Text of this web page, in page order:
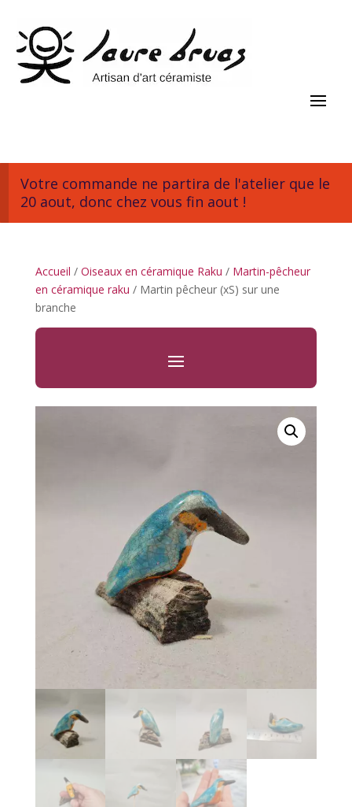
Votre commande ne partira de l'atelier que le
20 aout, donc chez vous fin aout !
Accueil / Oiseaux en céramique Raku / Martin-pêcheur
en céramique raku / Martin pêcheur (xS) sur une
branche